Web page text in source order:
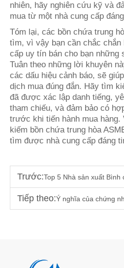
nhiên, hãy nghiên cứu kỹ và
mua từ một nhà cung cấp
Tóm lại, các bồn chứa trung
tìm, vì vậy bạn cần chắc chắn
cấp uy tín bán cho bạn những
Tuân theo những lời khuyên
các dấu hiệu cảnh báo, sẽ
dịch mua đúng đắn. Hãy tìm
đã được xác lập danh tiếng,
tham chiếu, và đảm bảo có
trước khi tiến hành mua hàng.
kiếm bồn chứa trung hòa
tìm được nhà cung cấp đáng
Trước:Top 5 Nhà sản xuất Bình chứa đệm đạt
Tiếp theo:Ý nghĩa của chứng nhận ASME đối với an